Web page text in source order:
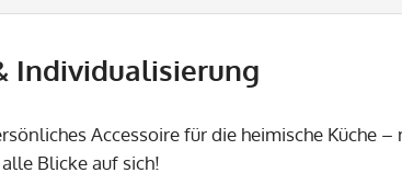
Individualisierung
Accessoire für die heimische Küche –
Blicke auf sich!